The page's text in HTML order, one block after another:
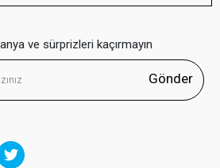
ve sürprizleri kaçırmayın
Gönder